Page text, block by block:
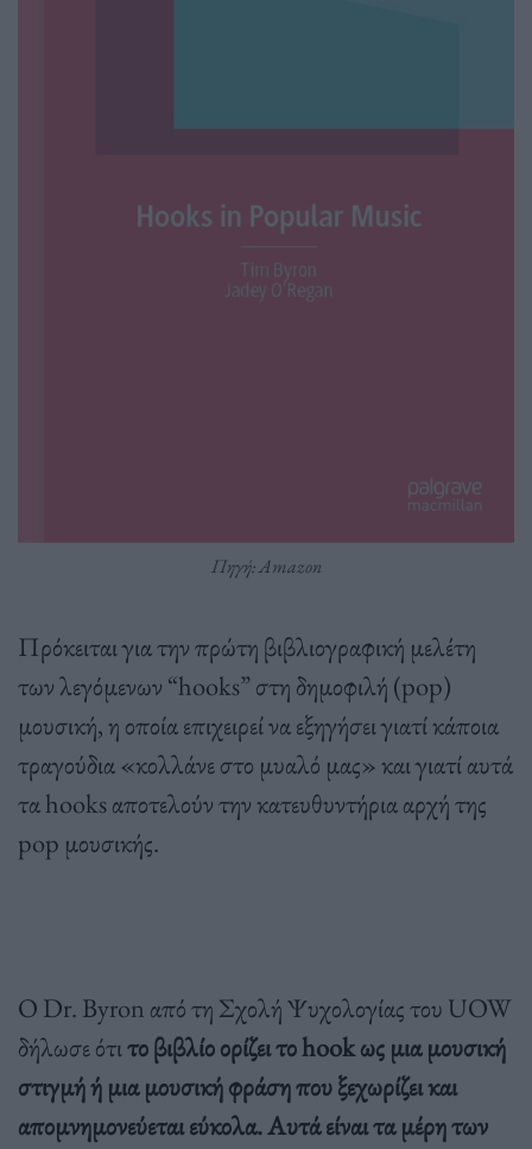
Πηγή: Amazon
Πρόκειται για την πρώτη βιβλιογραφική μελέτη
των λεγόμενων “hooks” στη δημοφιλή (pop)
μουσική, η οποία επιχειρεί να εξηγήσει γιατί κάποια
τραγούδια «κολλάνε στο μυαλό μας» και γιατί αυτά
τα hooks αποτελούν την κατευθυντήρια αρχή της
pop μουσικής.
Ο Dr. Byron από τη Σχολή Ψυχολογίας του UOW
δήλωσε ότιτο βιβλίο ορίζει το hook ως μια μουσική
στιγμή ή μια μουσική φράση που ξεχωρίζει και
απομνημονεύεται εύκολα. Αυτά είναι τα μέρη των